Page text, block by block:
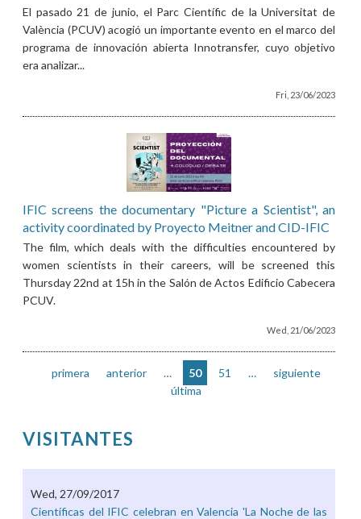
El pasado 21 de junio, el Parc Científic de la Universitat de
València (PCUV) acogió un importante evento en el marco del
programa de innovación abierta Innotransfer, cuyo objetivo
era analizar...
Fri, 23/06/2023
IFIC screens the documentary "Picture a Scientist", an
activity coordinated by Proyecto Meitner and CID-IFIC
The film, which deals with the difficulties encountered by
women scientists in their careers, will be screened this
Thursday 22nd at 15h in the Salón de Actos Edificio Cabecera
PCUV.
Wed, 21/06/2023
primera anterior … 50 51 …
siguiente
última
VISITANTES
Wed, 27/09/2017
Científicas del IFIC celebran en Valencia 'La Noche de las
Pages